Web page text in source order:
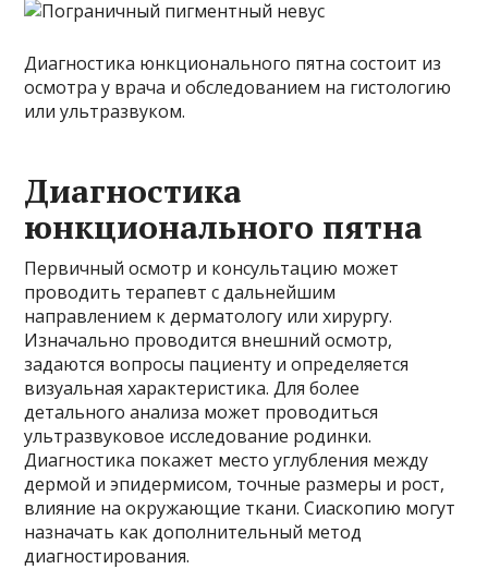
Диагностика юнкционального пятна состоит из
осмотра у врача и обследованием на гистологию
или ультразвуком.
Диагностика
юнкционального пятна
Первичный осмотр и консультацию может
проводить терапевт с дальнейшим
направлением к дерматологу или хирургу.
Изначально проводится внешний осмотр,
задаются вопросы пациенту и определяется
визуальная характеристика. Для более
детального анализа может проводиться
ультразвуковое исследование родинки.
Диагностика покажет место углубления между
дермой и эпидермисом, точные размеры и рост,
влияние на окружающие ткани. Сиаскопию могут
назначать как дополнительный метод
диагностирования.